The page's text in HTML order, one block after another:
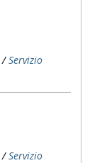
/Servizio
/Servizio